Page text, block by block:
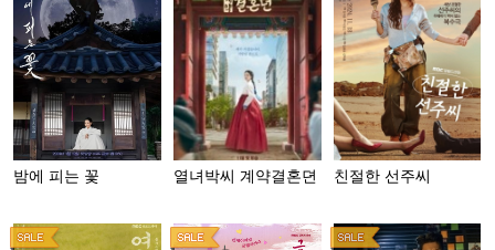
밤에 피는 꽃 열녀박씨 계약결혼뎐 친절한 선주씨